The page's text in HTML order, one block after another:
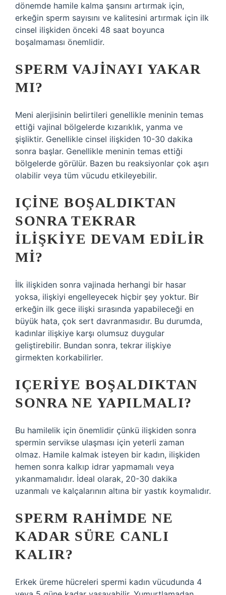
dönemde hamile kalma şansını artırmak için,
erkeğin sperm sayısını ve kalitesini artırmak için ilk
cinsel ilişkiden önceki 48 saat boyunca
boşalmaması önemlidir.
SPERM VAJINAYI YAKAR
MI?
Meni alerjisinin belirtileri genellikle meninin temas
ettiği vajinal bölgelerde kızarıklık, yanma ve
şişliktir. Genellikle cinsel ilişkiden 10-30 dakika
sonra başlar. Genellikle meninin temas ettiği
bölgelerde görülür. Bazen bu reaksiyonlar çok aşırı
olabilir veya tüm vücudu etkileyebilir.
IÇINE BOŞALDIKTAN
SONRA TEKRAR
ILIŞKIYE DEVAM EDILIR
MI?
İlk ilişkiden sonra vajinada herhangi bir hasar
yoksa, ilişkiyi engelleyecek hiçbir şey yoktur. Bir
erkeğin ilk gece ilişki sırasında yapabileceği en
büyük hata, çok sert davranmasıdır. Bu durumda,
kadınlar ilişkiye karşı olumsuz duygular
geliştirebilir. Bundan sonra, tekrar ilişkiye
girmekten korkabilirler.
IÇERIYE BOŞALDIKTAN
SONRA NE YAPILMALI?
Bu hamilelik için önemlidir çünkü ilişkiden sonra
spermin servikse ulaşması için yeterli zaman
olmaz. Hamile kalmak isteyen bir kadın, ilişkiden
hemen sonra kalkıp idrar yapmamalı veya
yıkanmamalıdır. İdeal olarak, 20-30 dakika
uzanmalı ve kalçalarının altına bir yastık koymalıdır.
SPERM RAHIMDE NE
KADAR SÜRE CANLI
KALIR?
Erkek üreme hücreleri spermi kadın vücudunda 4